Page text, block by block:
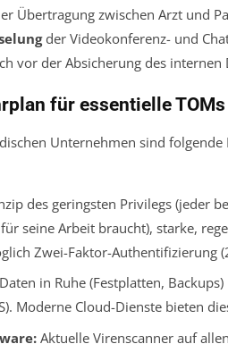
Übertragung zwischen Arzt und
der Videokonferenz- und
vor der Absicherung des internen
für essentielle TOMs
Unternehmen sind folgende
des geringsten Privilegs (jeder
seine Arbeit braucht), starke,
Zwei-Faktor-Authentifizierung
in Ruhe(Festplatten,
Moderne Cloud-Dienste bieten
Aktuelle Virenscanner auf